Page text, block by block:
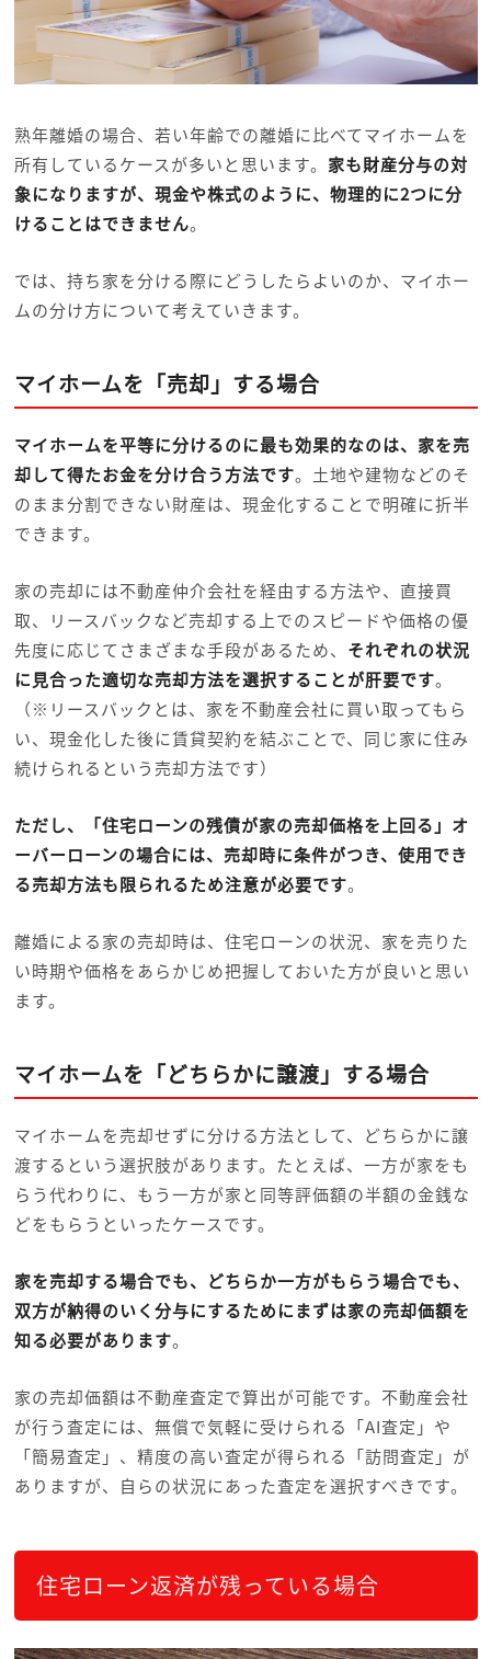
熟年離婚の場合、若い年齢での離婚に比べてマイホームを
所有しているケースが多いと思います。 家も財産分与の対
象になりますが、現金や株式のように、物理的に2つに分
けることはできません。
では、持ち家を分ける際にどうしたらよいのか、マイホー
ムの分け方について考えていきます。
マイホームを「売却」する場合
マイホームを平等に分けるのに最も効果的なのは、家を売
却して得たお金を分け合う方法です。土地や建物などのそ
のまま分割できない財産は、現金化することで明確に折半
できます。
家の売却には不動産仲介会社を経由する方法や、直接買
取、リースバックなど売却する上でのスピードや価格の優
先度に応じてさまざまな手段があるため、 それぞれの状況
に見合った適切な売却方法を選択することが肝要です。
（※リースバックとは、家を不動産会社に買い取ってもら
い、現金化した後に賃貸契約を結ぶことで、同じ家に住み
続けられるという売却方法です）
ただし、「住宅ローンの残債が家の売却価格を上回る」オ
ーバーローンの場合には、売却時に条件がつき、使用でき
る売却方法も限られるため注意が必要です。
離婚による家の売却時は、住宅ローンの状況、家を売りた
い時期や価格をあらかじめ把握しておいた方が良いと思い
ます。
マイホームを「どちらかに譲渡」する場合
マイホームを売却せずに分ける方法として、どちらかに譲
渡するという選択肢があります。たとえば、一方が家をも
らう代わりに、もう一方が家と同等評価額の半額の金銭な
どをもらうといったケースです。
家を売却する場合でも、どちらか一方がもらう場合でも、
双方が納得のいく分与にするためにまずは家の売却価額を
知る必要があります。
家の売却価額は不動産査定で算出が可能です。不動産会社
が行う査定には、無償で気軽に受けられる「AI査定」や
「簡易査定」、精度の高い査定が得られる「訪問査定」が
ありますが、自らの状況にあった査定を選択すべきです。
住宅ローン返済が残っている場合